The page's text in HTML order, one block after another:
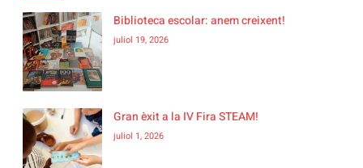
Biblioteca escolar: anem creixent!
juliol 19, 2026
Gran èxit a la IV Fira STEAM!
juliol 1, 2026